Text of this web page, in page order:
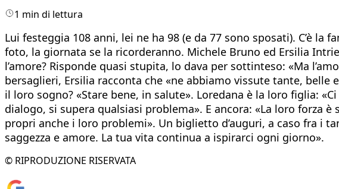
1 min di lettura
Lui festeggia 108 anni, lei ne ha 98 (e da 77 sono sposati). C’è
foto, la giornata se la ricorderanno. Michele Bruno ed Ersilia
l’amore? Risponde quasi stupita, lo dava per sottinteso: «Ma
bersaglieri, Ersilia racconta che «ne abbiamo vissute tante, belle
il loro sogno? «Stare bene, in salute». Loredana è la loro figlia:
dialogo, si supera qualsiasi problema». E ancora: «La loro forza
propri anche i loro problemi». Un biglietto d’auguri, a caso fra i
saggezza e amore. La tua vita continua a ispirarci ogni giorno».
© RIPRODUZIONE RISERVATA